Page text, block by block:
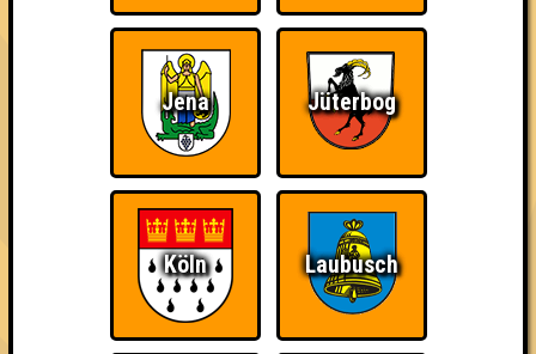
Errungenschaften
Kleiner Hinweis: bei uns sind Teams, die in einem Stechen
verlieren, trotzdem auf dem 1. Platz - den haben sie sich
schließlich verdient! Entsprechend gibt es für diese auch
Errungenschaften für den 1. Platz.
So kurz vorm Sieg! Teil der Oberschicht
Freude
Jena Jüterbog
Köln Laubusch